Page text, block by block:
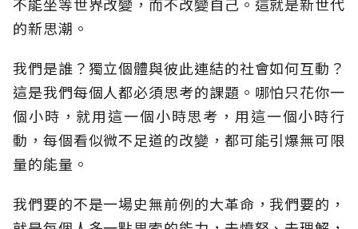
的新思潮。
我們是誰？獨立個體與彼此連結的社會如何互動？
這是我們每個人都必須思考的課題。哪怕只花你一
個小時，就用這一個小時思考，用這一個小時行
動，每個看似微不足道的改變，都可能引爆無可限
量的能量。
我們要的不是一場史無前例的大革命，我們要的，